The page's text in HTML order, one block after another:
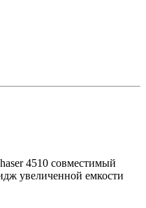
4510 совместимый
увеличенной емкости